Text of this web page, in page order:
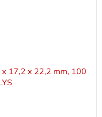
17,2 x 22,2 mm, 100